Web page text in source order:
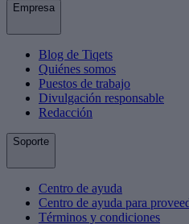
Empresa
Blog de Tiqets
Quiénes somos
Puestos de trabajo
Divulgación responsable
Redacción
Soporte
Centro de ayuda
Centro de ayuda para
Términos y condiciones